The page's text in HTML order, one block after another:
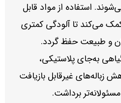
استفاده از مواد قابل
می‌کند تا آلودگی کمتری
و طبیعت حفظ گردد.
به‌جای پلاستیکی،
زباله‌های غیرقابل بازیافت
برداشت.